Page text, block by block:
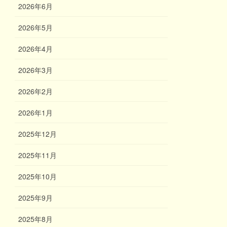
2026年6月
2026年5月
2026年4月
2026年3月
2026年2月
2026年1月
2025年12月
2025年11月
2025年10月
2025年9月
2025年8月